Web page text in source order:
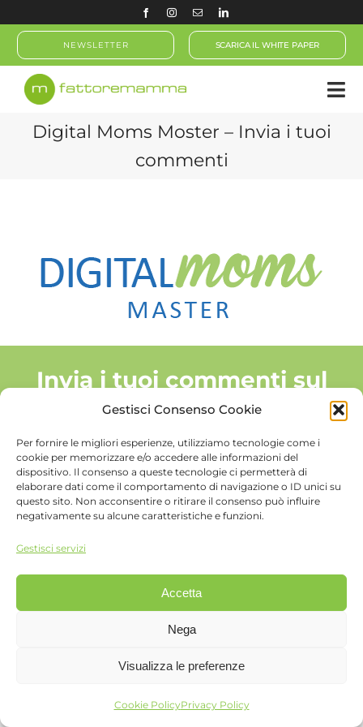
Gestisci Consenso Cookie
Per fornire le migliori esperienze, utilizziamo tecnologie come i
cookie per memorizzare e/o accedere alle informazioni del
dispositivo. Il consenso a queste tecnologie ci permetterà di
elaborare dati come il comportamento di navigazione o ID unici su
questo sito. Non acconsentire o ritirare il consenso può influire
negativamente su alcune caratteristiche e funzioni.
Gestisci servizi
Accetta
Nega
Visualizza le preferenze
Cookie PolicyPrivacy Policy
contenuto
NEWSLETTER SCARICA IL WHITE PAPER
Digital Moms Moster – Invia i tuoi
commenti
Invia i tuoi commenti sul
Digital Moms Master
©2026 FattoreDigital Srl
FattoreMamma è una divisione di
Viale Monza, 12 - 20127 Milano - Tel 02.26882222 - P.IVA
Privacy e cookie policy